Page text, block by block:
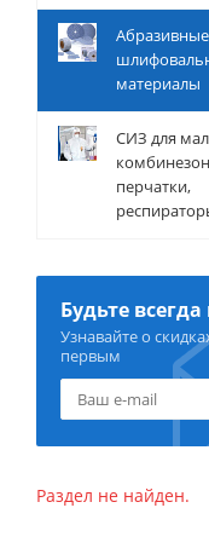
Абразивные
материалы
СИЗ для
перчатки,
Будьте всегда
Узнавайте о
первым
Раздел не найден.